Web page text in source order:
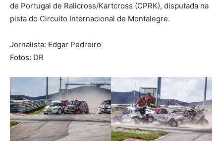
de Portugal de Ralicross/Kartcross (CPRK), disputada na
pista do Circuito Internacional de Montalegre.
Jornalista: Edgar Pedreiro
Fotos: DR